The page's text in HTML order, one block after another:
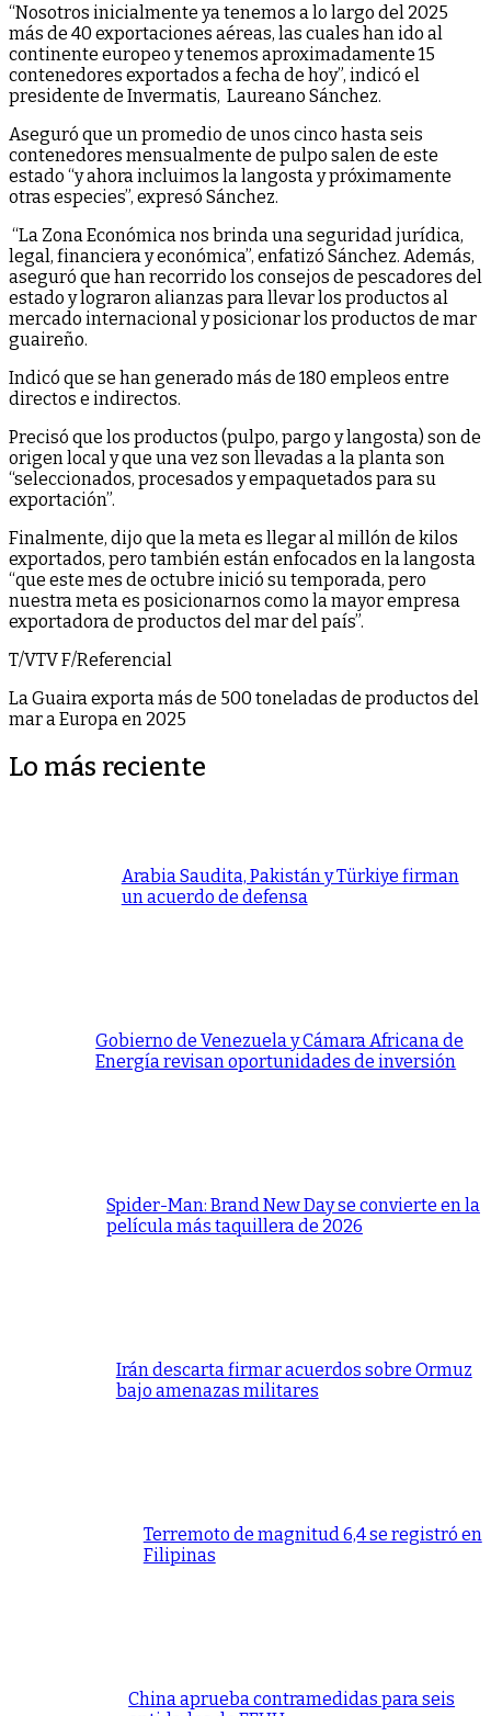
“Nosotros inicialmente ya tenemos a lo largo del 2025
más de 40 exportaciones aéreas, las cuales han ido al
continente europeo y tenemos aproximadamente 15
contenedores exportados a fecha de hoy”, indicó el
presidente de Invermatis, Laureano Sánchez.
Aseguró que un promedio de unos cinco hasta seis
contenedores mensualmente de pulpo salen de este
estado “y ahora incluimos la langosta y próximamente
otras especies”, expresó Sánchez.
“La Zona Económica nos brinda una seguridad jurídica,
legal, financiera y económica”, enfatizó Sánchez. Además,
aseguró que han recorrido los consejos de pescadores del
estado y lograron alianzas para llevar los productos al
mercado internacional y posicionar los productos de mar
guaireño.
Indicó que se han generado más de 180 empleos entre
directos e indirectos.
Precisó que los productos (pulpo, pargo y langosta) son de
origen local y que una vez son llevadas a la planta son
“seleccionados, procesados y empaquetados para su
exportación”.
Finalmente, dijo que la meta es llegar al millón de kilos
exportados, pero también están enfocados en la langosta
“que este mes de octubre inició su temporada, pero
nuestra meta es posicionarnos como la mayor empresa
exportadora de productos del mar del país”.
T/VTV F/Referencial
La Guaira exporta más de 500 toneladas de productos del
mar a Europa en 2025
Lo más reciente
Arabia Saudita, Pakistán y Türkiye firman
un acuerdo de defensa
Gobierno de Venezuela y Cámara Africana de
Energía revisan oportunidades de inversión
Spider-Man: Brand New Day se convierte en la
película más taquillera de 2026
Irán descarta firmar acuerdos sobre Ormuz
bajo amenazas militares
Terremoto de magnitud 6,4 se registró en
Filipinas
China aprueba contramedidas para seis